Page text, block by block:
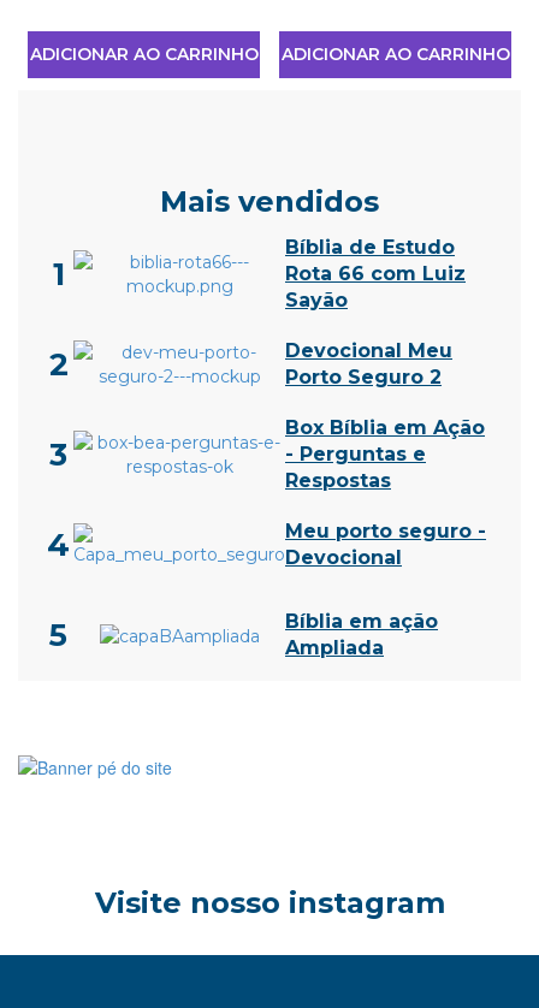
ADICIONAR AO CARRINHO ADICIONAR AO CARRINHO
Mais vendidos
1
Bíblia de Estudo
Rota 66 com Luiz
Sayão
2
Devocional Meu
Porto Seguro 2
3
Box Bíblia em Ação
- Perguntas e
Respostas
4
Meu porto seguro -
Devocional
5
Bíblia em ação
Ampliada
Visite nosso instagram